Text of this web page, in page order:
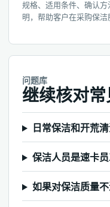
规格、适用条件、确认
明，帮助客户在采购保洁
问题库
继续核对
日常保洁和开荒
保洁人员是速卡员
如果对保洁质量不